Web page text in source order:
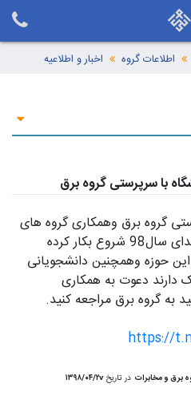
اطلاعات گروه اخبار و اطلاعیه
با سرپرستی گروه برق
گروه برق وهمکاری گروه های
مکانیک وکامپیوتردانشگاه از ابتدای سال98 شروع بکار کرده
حوزه وهمچنین دانشجویانی
دارند دعوت به همکاری
به گروه برق مراجعه کنید.
https://
برق و مخابرات در تاریخ۱۳۹۸/۰۴/۲v